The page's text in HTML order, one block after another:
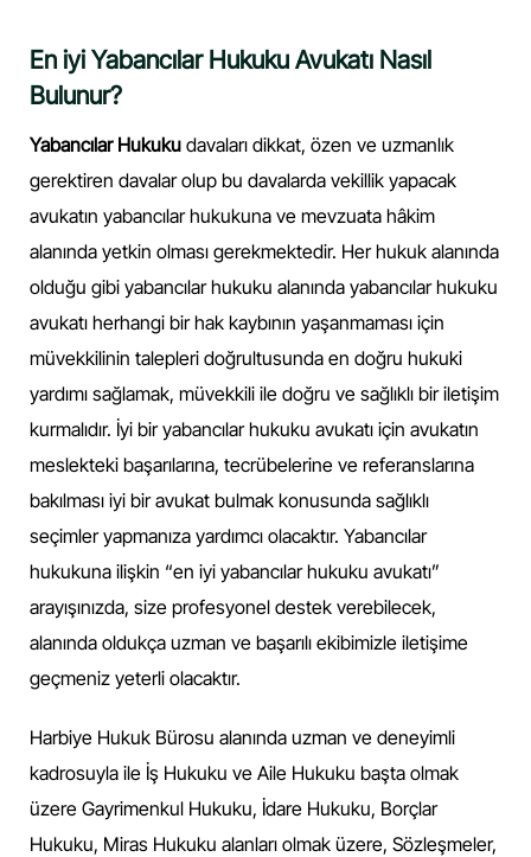
En iyi Yabancılar Hukuku Avukatı Nasıl
Bulunur?
Yabancılar Hukuku davaları dikkat, özen ve uzmanlık
gerektiren davalar olup bu davalarda vekillik yapacak
avukatın yabancılar hukukuna ve mevzuata hâkim
alanında yetkin olması gerekmektedir. Her hukuk alanında
olduğu gibi yabancılar hukuku alanında yabancılar hukuku
avukatı herhangi bir hak kaybının yaşanmaması için
müvekkilinin talepleri doğrultusunda en doğru hukuki
yardımı sağlamak, müvekkili ile doğru ve sağlıklı bir iletişim
kurmalıdır. İyi bir yabancılar hukuku avukatı için avukatın
meslekteki başarılarına, tecrübelerine ve referanslarına
bakılması iyi bir avukat bulmak konusunda sağlıklı
seçimler yapmanıza yardımcı olacaktır. Yabancılar
hukukuna ilişkin “en iyi yabancılar hukuku avukatı”
arayışınızda, size profesyonel destek verebilecek,
alanında oldukça uzman ve başarılı ekibimizle iletişime
geçmeniz yeterli olacaktır.
Harbiye Hukuk Bürosu alanında uzman ve deneyimli
kadrosuyla ile İş Hukuku ve Aile Hukuku başta olmak
üzere Gayrimenkul Hukuku, İdare Hukuku, Borçlar
Hukuku, Miras Hukuku alanları olmak üzere, Sözleşmeler,